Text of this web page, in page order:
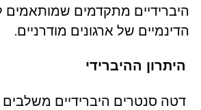
היברידיים מתקדמים שמותאמים
הדינמיים של ארגונים מודרניים.
היתרון ההיברידי
דטה סנטרים היברידיים